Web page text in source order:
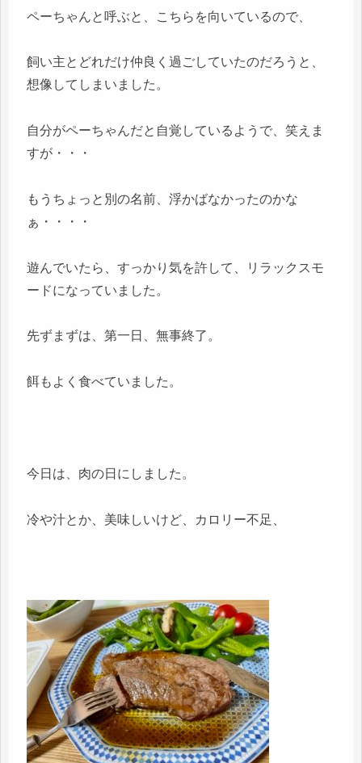
ペーちゃんと呼ぶと、こちらを向いているので、
飼い主とどれだけ仲良く過ごしていたのだろうと、
想像してしまいました。
自分がペーちゃんだと自覚しているようで、笑えま
すが・・・
もうちょっと別の名前、浮かばなかったのかな
ぁ・・・・
遊んでいたら、すっかり気を許して、リラックスモ
ードになっていました。
先ずまずは、第一日、無事終了。
餌もよく食べていました。
今日は、肉の日にしました。
冷や汁とか、美味しいけど、カロリー不足、